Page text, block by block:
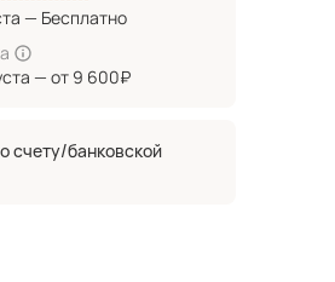
— Бесплатно
— от 9 600₽
счету/банковской